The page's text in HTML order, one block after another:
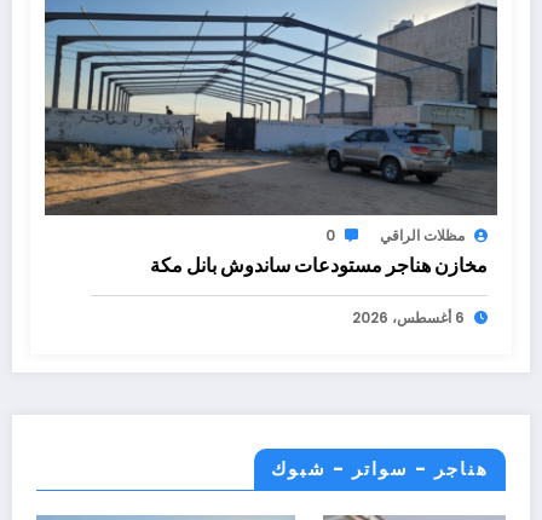
مظلات الراقي 0
مخازن هناجر مستودعات ساندوش بانل مكة
6 أغسطس، 2026
هناجر - سواتر - شبوك